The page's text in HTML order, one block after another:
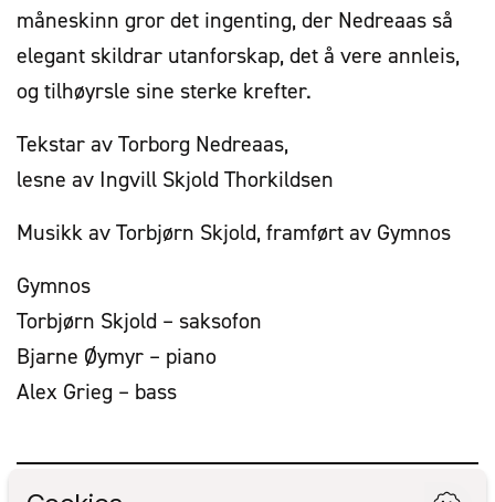
måneskinn gror det ingenting, der Nedreaas så
elegant skildrar utanfor­skap, det å vere annleis,
og tilhøyrsle sine sterke krefter.
Tekstar av Torborg Nedreaas,
lesne av Ingvill Skjold Thorkildsen
Musikk av Torbjørn Skjold, framført av Gymnos
Gymnos
Torbjørn Skjold – saksofon
Bjarne Øymyr – piano
Alex Grieg – bass